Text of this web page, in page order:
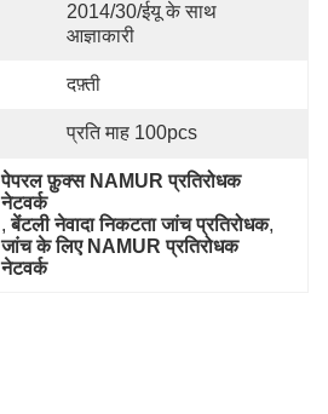
2014/30/ईयू के साथ
आज्ञाकारी
दफ़्ती
प्रति माह 100pcs
पेपरल फ़ुक्स NAMUR प्रतिरोधक
नेटवर्क
, बेंटली नेवादा निकटता जांच प्रतिरोधक,
जांच के लिए NAMUR प्रतिरोधक
नेटवर्क